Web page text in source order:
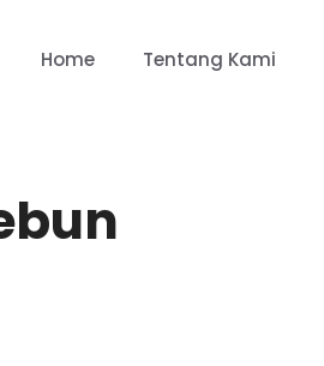
Home Tentang Kami